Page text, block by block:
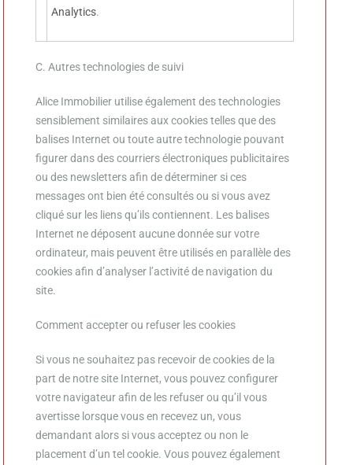
Analytics.
C. Autres technologies de suivi
Alice Immobilier utilise également des technologies
sensiblement similaires aux cookies telles que des
balises Internet ou toute autre technologie pouvant
figurer dans des courriers électroniques publicitaires
ou des newsletters afin de déterminer si ces
messages ont bien été consultés ou si vous avez
cliqué sur les liens qu’ils contiennent. Les balises
Internet ne déposent aucune donnée sur votre
ordinateur, mais peuvent être utilisés en parallèle des
cookies afin d’analyser l’activité de navigation du
site.
Comment accepter ou refuser les cookies
Si vous ne souhaitez pas recevoir de cookies de la
part de notre site Internet, vous pouvez configurer
votre navigateur afin de les refuser ou qu’il vous
avertisse lorsque vous en recevez un, vous
demandant alors si vous acceptez ou non le
placement d’un tel cookie. Vous pouvez également